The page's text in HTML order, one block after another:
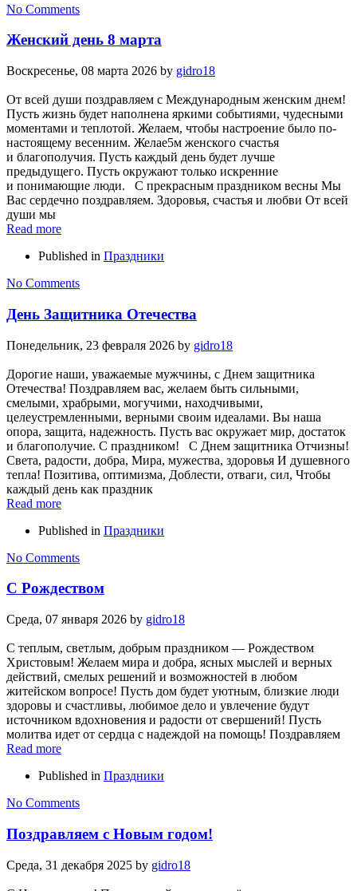
No Comments
Женский день 8 марта
Воскресенье, 08 марта 2026 by gidro18
От всей души поздравляем с Международным женским днем!
Пусть жизнь будет наполнена яркими событиями, чудесными
моментами и теплотой. Желаем, чтобы настроение было по-
настоящему весенним. Желае5м женского счастья
и благополучия. Пусть каждый день будет лучше
предыдущего. Пусть окружают только искренние
и понимающие люди. С прекрасным праздником весны Мы
Вас сердечно поздравляем. Здоровья, счастья и любви От всей
души мы
Read more
Published in Праздники
No Comments
День Защитника Отечества
Понедельник, 23 февраля 2026 by gidro18
Дорогие наши, уважаемые мужчины, с Днем защитника
Отечества! Поздравляем вас, желаем быть сильными,
смелыми, храбрыми, могучими, находчивыми,
целеустремленными, верными своим идеалами. Вы наша
опора, защита, надежность. Пусть вас окружает мир, достаток
и благополучие. С праздником! С Днем защитника Отчизны!
Света, радости, добра, Мира, мужества, здоровья И душевного
тепла! Позитива, оптимизма, Доблести, отваги, сил, Чтобы
каждый день как праздник
Read more
Published in Праздники
No Comments
С Рождеством
Среда, 07 января 2026 by gidro18
С теплым, светлым, добрым праздником — Рождеством
Христовым! Желаем мира и добра, ясных мыслей и верных
действий, смелых решений и возможностей в любом
житейском вопросе! Пусть дом будет уютным, близкие люди
здоровы и счастливы, любимое дело и увлечение будут
источником вдохновения и радости от свершений! Пусть
молитва идет от сердца с надеждой на помощь! Поздравляем
Read more
Published in Праздники
No Comments
Поздравляем с Новым годом!
Среда, 31 декабря 2025 by gidro18